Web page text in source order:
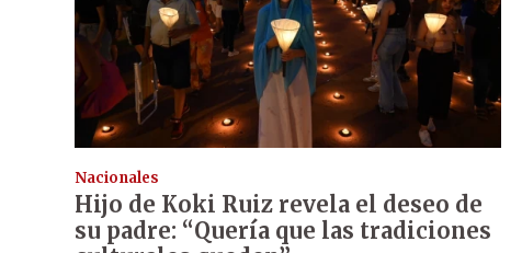
Nacionales
Hijo de Koki Ruiz revela el deseo de
su padre: “Quería que las tradiciones